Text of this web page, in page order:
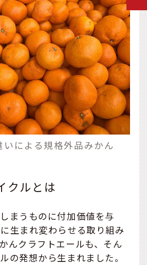
いによる規格外品みかん
クルとは
まうものに付加価値を与
生まれ変わらせる取り組み
んクラフトエールも、そん
の発想から生まれました。